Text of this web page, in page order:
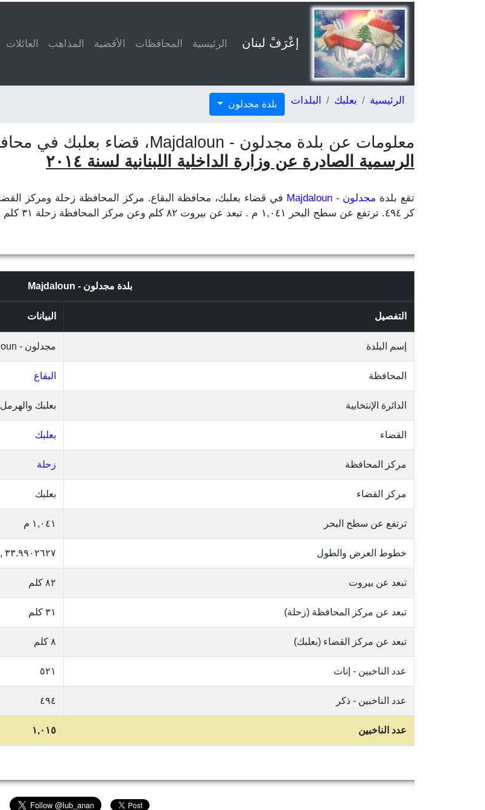
إعْرَفْ لبنان الرئيسية المحافظات الأقضية المذاهب العائلات
الرئيسية بعلبك البلدات بلدة مجدلون
معلومات عن بلدة مجدلون - Majdaloun، قضاء بعلبك في محافظة البقاع، حسب
الرسمية الصادرة عن وزارة الداخلية اللبنانية لسنة ٢٠١٤
تقع بلدة مجدلون - Majdaloun
كر ٤٩٤. ترتفع عن سطح البحر ١,٠٤١ م . تبعد عن بيروت ٨٢ كلم وعن مركز المحافظة زحلة ٣١ كلم وعن مركز القضاء بعلبك ٨ كلم.
بلدة مجدلون - Majdaloun
التفصيل البيانات
إسم البلدة مجدلون - Majdaloun
المحافظة البقاع
الدائرة الإنتخابية بعلبك والهرمل
القضاء بعلبك
مركز المحافظة زحلة
مركز القضاء بعلبك
ترتفع عن سطح البحر ١,٠٤١ م
خطوط العرض والطول ٣٣.٩٩٠٢٦٢٧ , ٣٦.١٣٤٧٩٢٩
تبعد عن بيروت ٨٢ كلم
تبعد عن مركز المحافظة (زحلة) ٣١ كلم
تبعد عن مركز القضاء (بعلبك) ٨ كلم
عدد الناخبين - إناث ٥٢١
عدد الناخبين - ذكر ٤٩٤
عدد الناخبين ١,٠١٥